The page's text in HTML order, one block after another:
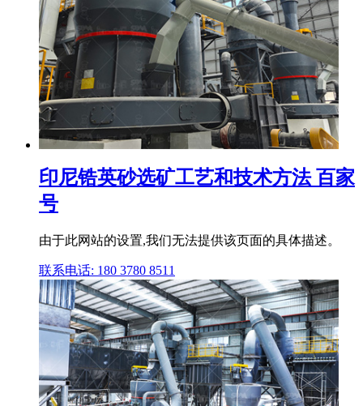
印尼锆英砂选矿工艺和技术方法 百家
号
由于此网站的设置,我们无法提供该页面的具体描述。
联系电话: 180 3780 8511